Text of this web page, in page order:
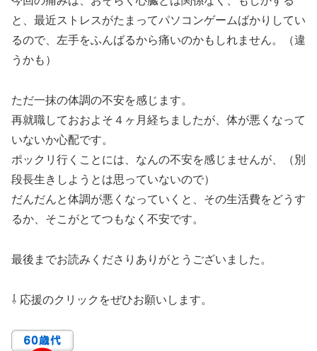
と、最近ストレスがたまってパソコンゲームばかりしてい
るので、左手をふんばるから痛いのかもしれません。（違
うかも）
ただ一抹の体調の不安を感じます。
再就職しておおよそ４ヶ月経ちましたが、体が悪くなって
いないか心配です。
ポックリ行くことには、なんの不安を感じませんが、（別
段長生きしようとは思っていないので）
だんだんと体調が悪くなっていくと、その生活費をどうす
るか、そこがとてつもなく不安です。
最後までお読みくださりありがとうございました。
⇩ 応援のクリックをぜひお願いします。